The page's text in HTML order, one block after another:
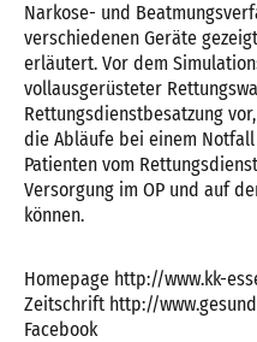
Narkose- und
verschiedenen Geräte
erläutert. Vor dem
vollausgerüsteter
Rettungsdienstbesatzung
die Abläufe bei einem
Patienten vom
Versorgung im OP und auf
können.
Homepage http://www.kk-
Zeitschrift http://
Facebook